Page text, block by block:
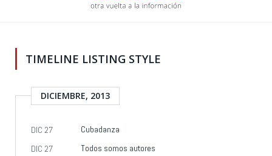
TIMELINE LISTING STYLE
DICIEMBRE, 2013
DIC 27
Cubadanza
DIC 27
Todos somos autores